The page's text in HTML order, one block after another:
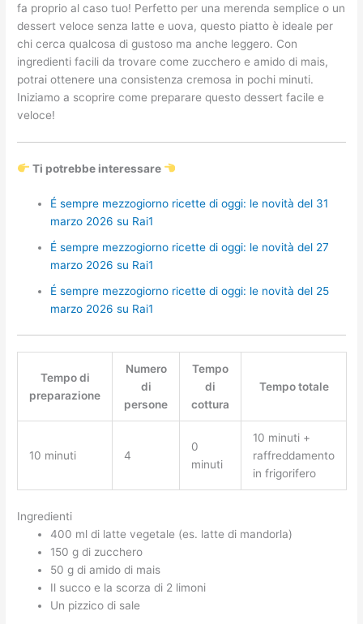
fa proprio al caso tuo! Perfetto per una merenda semplice o un
dessert veloce senza latte e uova, questo piatto è ideale per
chi cerca qualcosa di gustoso ma anche leggero. Con
ingredienti facili da trovare come zucchero e amido di mais,
potrai ottenere una consistenza cremosa in pochi minuti.
Iniziamo a scoprire come preparare questo dessert facile e
veloce!
Ti potrebbe interessare
É sempre mezzogiorno ricette di oggi: le novità del 31
marzo 2026 su Rai1
É sempre mezzogiorno ricette di oggi: le novità del 27
marzo 2026 su Rai1
É sempre mezzogiorno ricette di oggi: le novità del 25
marzo 2026 su Rai1
Tempo di
preparazione
Numero
di
persone
Tempo
di
cottura
Tempo totale
10 minuti 4
0
minuti
10 minuti +
raffreddamento
in frigorifero
Ingredienti
400 ml di latte vegetale (es. latte di mandorla)
150 g di zucchero
50 g di amido di mais
Il succo e la scorza di 2 limoni
Un pizzico di sale